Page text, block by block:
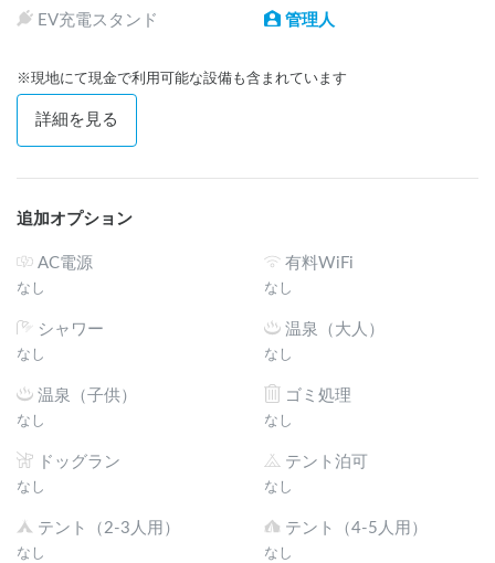
・キャンプサイト情報：https://oga-fes-camp.stores.jp/
・OGA-FES CAMP MARINA 専用サイト：
EV充電スタンド 管理人
※現地にて現金で利用可能な設備も含まれています
詳細を見る
追加オプション
AC電源
なし
有料WiFi
なし
シャワー
なし
温泉（大人）
なし
温泉（子供）
なし
ゴミ処理
なし
ドッグラン
なし
テント泊可
なし
テント（2-3人用）
なし
テント（4-5人用）
なし